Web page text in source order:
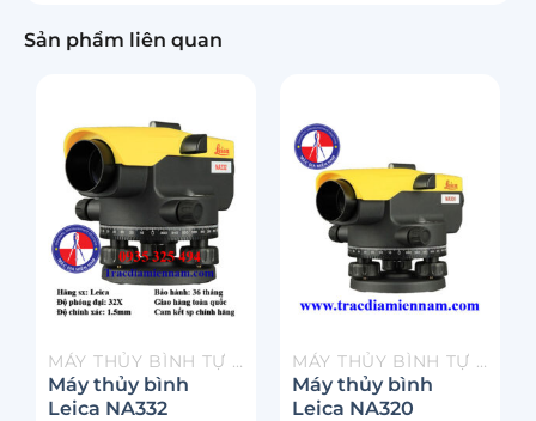
Sản phẩm liên quan
MÁY THỦY BÌNH TỰ ĐỘNG
Máy thủy bình
Leica NA332
MÁY THỦY BÌNH TỰ ĐỘNG
Máy thủy bình
Leica NA320